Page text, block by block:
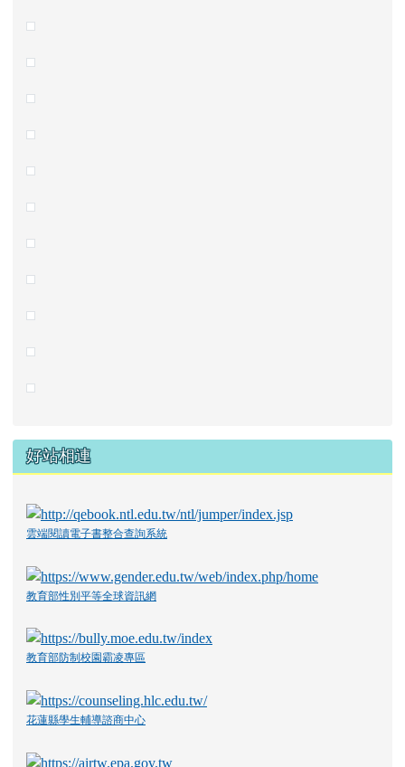
好站相連
雲端閱讀電子書整合查詢系統
教育部性別平等全球資訊網
教育部防制校園霸凌專區
花蓮縣學生輔導諮商中心